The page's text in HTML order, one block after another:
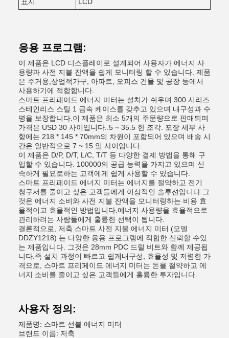
응용 프로그램:
이 제품은 LCD 디스플레이로 설계되어 사용자가 에너지 사
용량과 사전 지불 잔액을 쉽게 모니터링 할 수 있습니다. 제품
은 주거용,상업적가구, 아파트, 오피스 건물 및 공장 등에서
사용하기에 적합합니다.
스마트 프리페이드 에너지 미터는 설치가 쉬우며 300 시리즈
스테인리스 스틸 1 금속 케이스를 갖추고 있으며 내구성과 수
명을 보장합니다.이 제품은 최소 5개의 주문량으로 판매되며
가격은 USD 30 사이입니다..5 ~ 35.5 한 조각. 포장 세부 사
항에는 218 * 145 * 70mm의 차원이 포함되어 있으며 배송 시
간은 일반적으로 7 ~ 15 일 사이입니다.
이 제품은 D/P, D/T, L/C, T/T 등 다양한 결제 방법을 통해 구
입할 수 있습니다. 100000의 공급 능력을 가지고 있으며 신
속하게 필요로하는 고객에게 쉽게 사용할 수 있습니다.
스마트 프리페이드 에너지 미터는 에너지를 절약하고 전기
청구서를 줄이고 싶은 고객들에게 이상적인 솔루션입니다.그
것은 에너지 소비와 사전 지불 잔액을 모니터링하는 비용 효
율적이고 효율적인 방법입니다.에너지 사용량을 효율적으로
관리하려는 사람들에게 훌륭한 선택이 됩니다.
결론적으로, 저축 스마트 사전 지불 에너지 미터 (모델
DDZY1218) 는 다양한 응용 프로그램에 적합한 신뢰할 수있
는 제품입니다. 그것은 28mm PDC 드릴 비트와 함께 제공됩
니다.즉 설치 과정이 빠르고 쉽게내구성, 효율성 및 저렴한 가
격으로, 스마트 프리페이드 에너지 미터는 돈을 절약하고 에
너지 소비를 줄이고 싶은 고객들에게 훌륭한 투자입니다.
사용자 정의:
제품명: 스마트 선불 에너지 미터
브랜드 이름: 저축